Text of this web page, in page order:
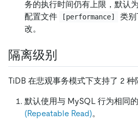
务的执行时间仍有上限，默认
配置文件
[performance] 类
改。
隔离级别
TiDB 在悲观事务模式下支持了 2 种
默认使用与 MySQL 行为相同的
(Repeatable Read)。